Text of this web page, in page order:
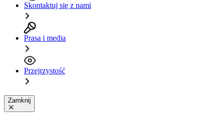
Skontaktuj się z nami
Prasa i media
Przejrzystość
Zamknij